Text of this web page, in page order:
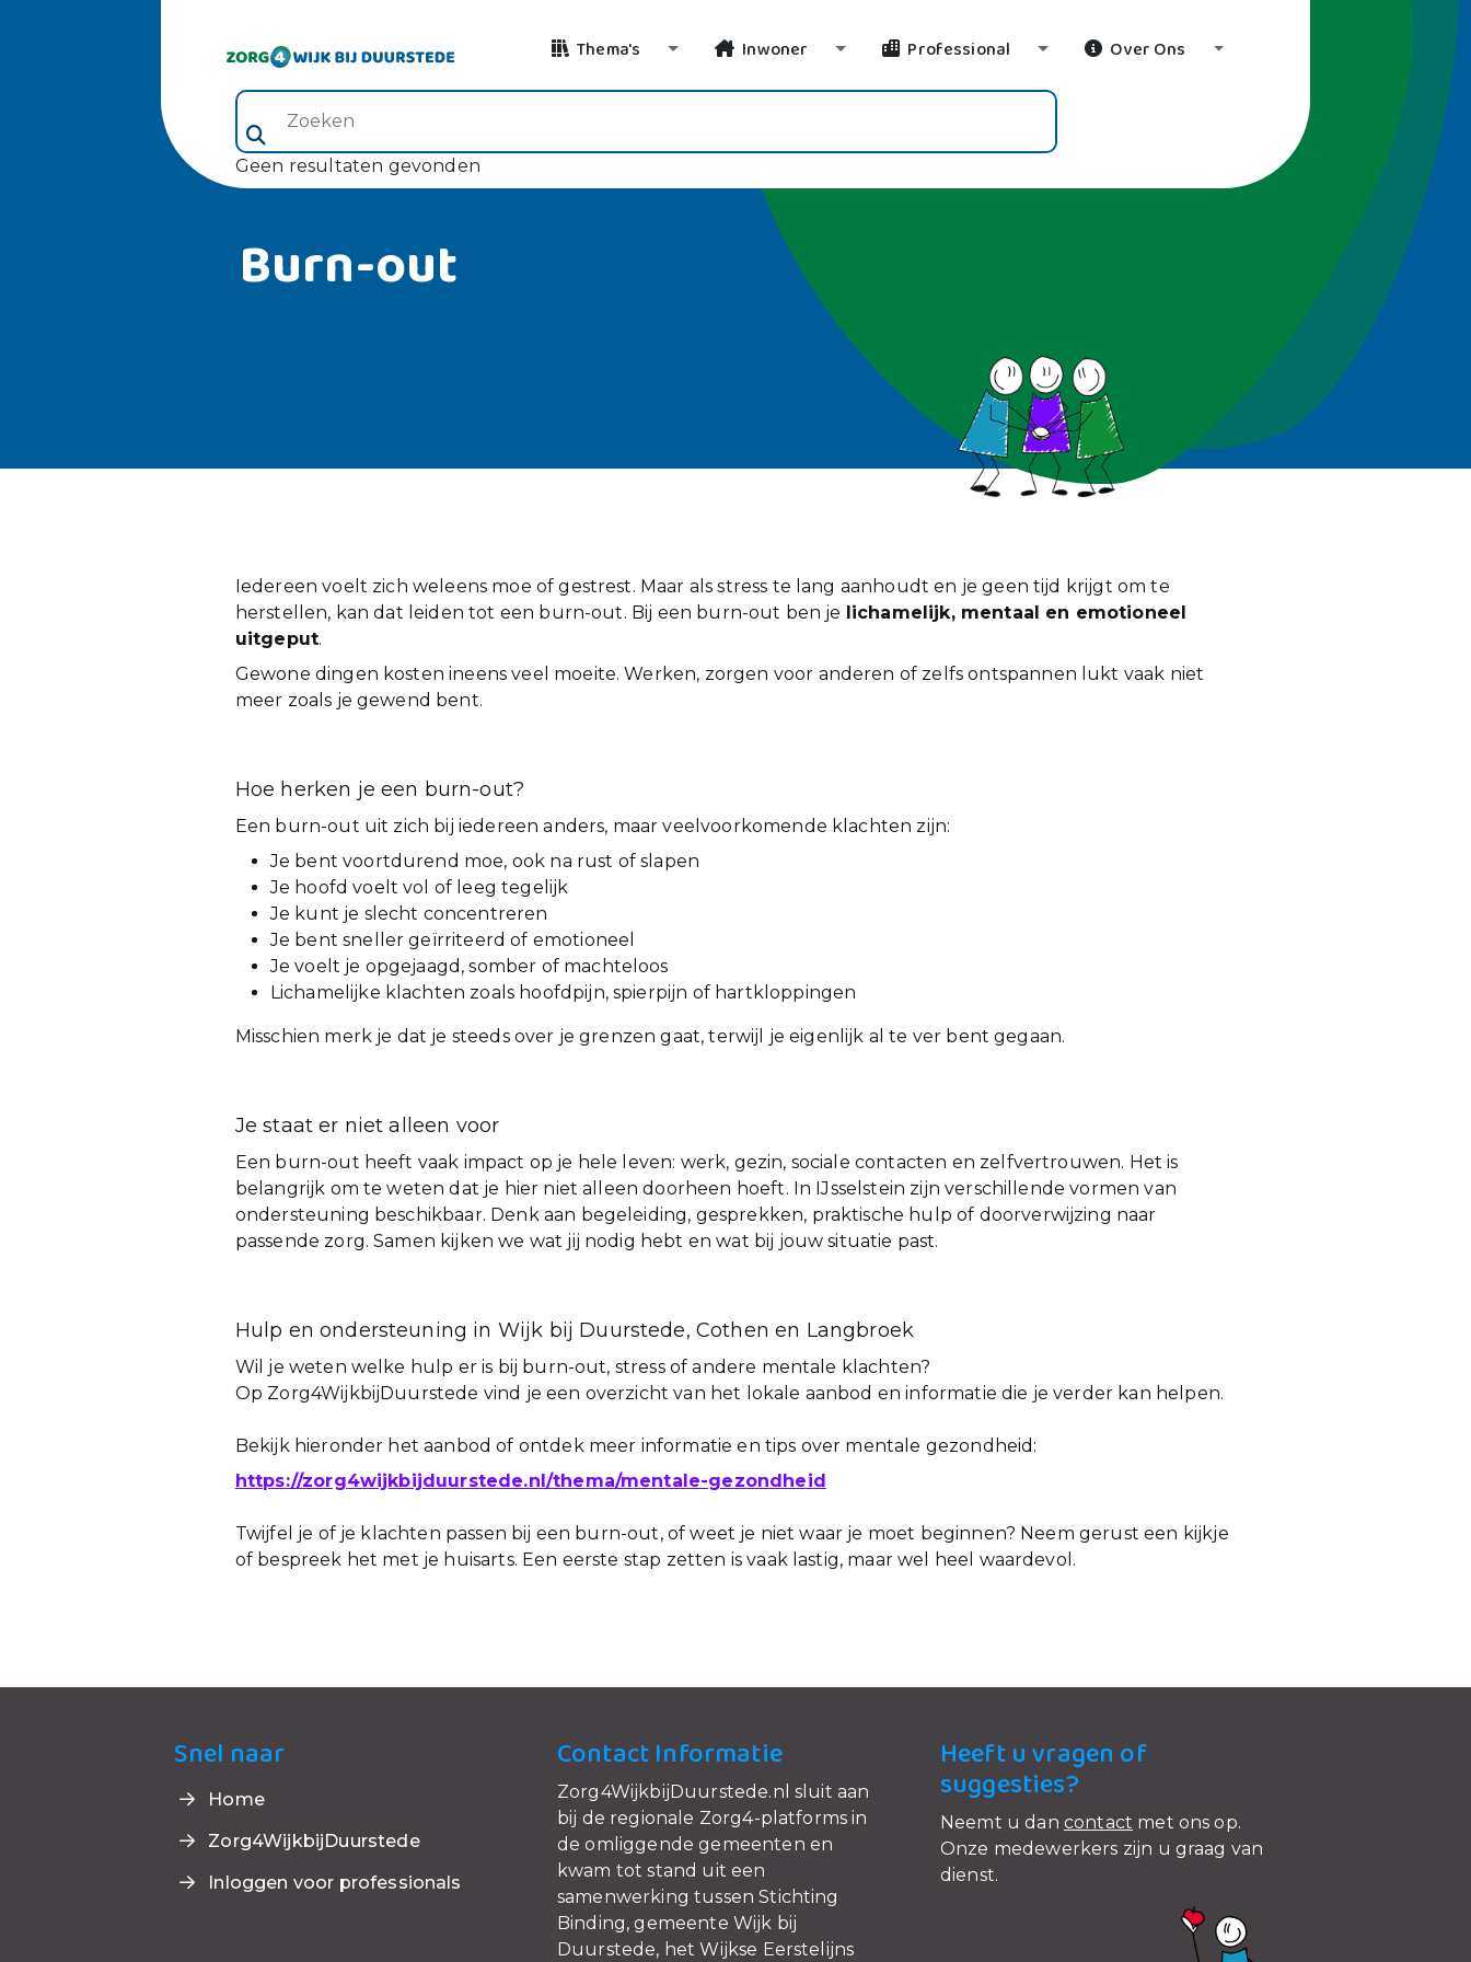
Thema's Toggle Dropdown
Inwoner Toggle Dropdown
Professional Toggle Dropdown
Over Ons Toggle Dropdown
Zoeken (veld 5)
Geen resultaten gevonden
Burn-out
Iedereen voelt zich weleens moe of gestrest. Maar als stress te lang aanhoudt en je geen tijd krijgt om te
herstellen, kan dat leiden tot een burn-out. Bij een burn-out ben je lichamelijk, mentaal en emotioneel
uitgeput.
Gewone dingen kosten ineens veel moeite. Werken, zorgen voor anderen of zelfs ontspannen lukt vaak niet
meer zoals je gewend bent.
Hoe herken je een burn-out?
Een burn-out uit zich bij iedereen anders, maar veelvoorkomende klachten zijn:
Je bent voortdurend moe, ook na rust of slapen
Je hoofd voelt vol of leeg tegelijk
Je kunt je slecht concentreren
Je bent sneller geïrriteerd of emotioneel
Je voelt je opgejaagd, somber of machteloos
Lichamelijke klachten zoals hoofdpijn, spierpijn of hartkloppingen
Misschien merk je dat je steeds over je grenzen gaat, terwijl je eigenlijk al te ver bent gegaan.
Je staat er niet alleen voor
Een burn-out heeft vaak impact op je hele leven: werk, gezin, sociale contacten en zelfvertrouwen. Het is
belangrijk om te weten dat je hier niet alleen doorheen hoeft. In IJsselstein zijn verschillende vormen van
ondersteuning beschikbaar. Denk aan begeleiding, gesprekken, praktische hulp of doorverwijzing naar
passende zorg. Samen kijken we wat jij nodig hebt en wat bij jouw situatie past.
Hulp en ondersteuning in Wijk bij Duurstede, Cothen en Langbroek
Wil je weten welke hulp er is bij burn-out, stress of andere mentale klachten?
Op Zorg4WijkbijDuurstede vind je een overzicht van het lokale aanbod en informatie die je verder kan helpen.
Bekijk hieronder het aanbod of ontdek meer informatie en tips over mentale gezondheid:
https://zorg4wijkbijduurstede.nl/thema/mentale-gezondheid
Twijfel je of je klachten passen bij een burn-out, of weet je niet waar je moet beginnen? Neem gerust een kijkje
of bespreek het met je huisarts. Een eerste stap zetten is vaak lastig, maar wel heel waardevol.
Snel naar
Home
Zorg4WijkbijDuurstede
Inloggen voor professionals
Contact Informatie
Zorg4WijkbijDuurstede.nl sluit aan
bij de regionale Zorg4-platforms in
de omliggende gemeenten en
kwam tot stand uit een
samenwerking tussen Stichting
Binding, gemeente Wijk bij
Duurstede, het Wijkse Eerstelijns
Heeft u vragen of
suggesties?
Neemt u dan contact met ons op.
Onze medewerkers zijn u graag van
dienst.